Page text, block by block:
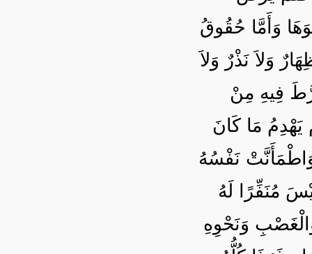
وَأَمَّا حُقُوقُ
وَلاَ نَذْرٌ وَلاَ
فِيهِ مِنْ
يَهْدِمُ مَا كَانَ
نَفْسُهُ
مُنَفِّرًا لَهُ
وَنَحْوِهِ